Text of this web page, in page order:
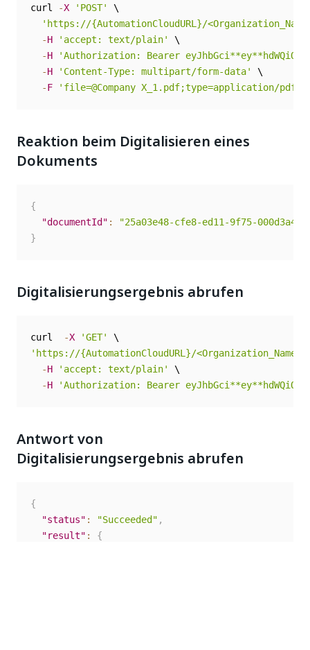
curl -X 'POST'
\
'https://{AutomationCloudURL}/
-H 'accept: text/plain'
\
-H
'Authorization: Bearer
-H 'Content-Type: multipart/form-data'
\
-F 'file=@Company X_1.pdf;type=application/pdf'
Reaktion beim Digitalisieren eines
Dokuments
{
"documentId" :
"25a03e48-cfe8-ed11-9f75-
}
Digitalisierungsergebnis abrufen
curl -X 'GET'
'https://{AutomationCloudURL}/
-H 'accept: text/plain'
\
-H 'Authorization: Bearer
Antwort von
Digitalisierungsergebnis abrufen
{
"status" : "Succeeded" ,
"result" :
{